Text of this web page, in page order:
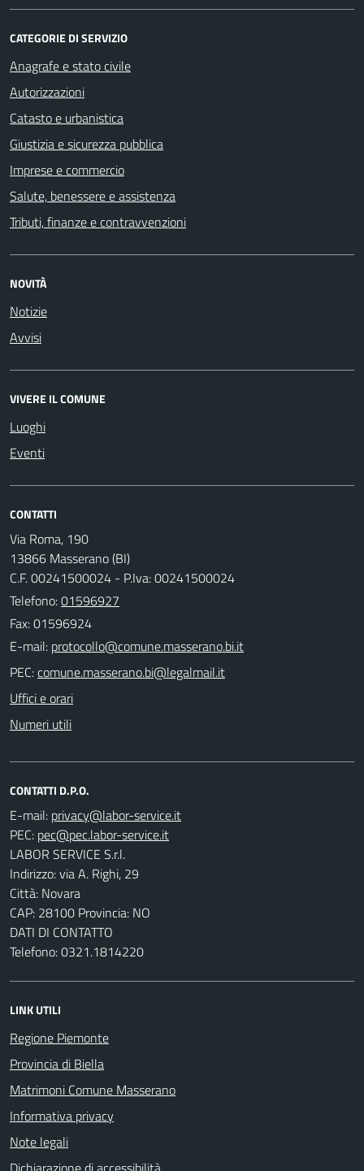
CATEGORIE DI SERVIZIO
Anagrafe e stato civile
Autorizzazioni
Catasto e urbanistica
Giustizia e sicurezza pubblica
Imprese e commercio
Salute, benessere e assistenza
Tributi, finanze e contravvenzioni
NOVITÀ
Notizie
Avvisi
VIVERE IL COMUNE
Luoghi
Eventi
CONTATTI
Via Roma, 190
13866 Masserano (BI)
C.F. 00241500024 - P.Iva: 00241500024
Telefono:01596927
Fax: 01596924
E-mail:
PEC:
Uffici e orari
Numeri utili
CONTATTI D.P.O.
E-mail:
PEC:
LABOR SERVICE S.r.l.
Indirizzo: via A. Righi, 29
Città: Novara
CAP: 28100 Provincia: NO
DATI DI CONTATTO
Telefono: 0321.1814220
LINK UTILI
Regione Piemonte
Provincia di Biella
Matrimoni Comune Masserano
Informativa privacy
Note legali